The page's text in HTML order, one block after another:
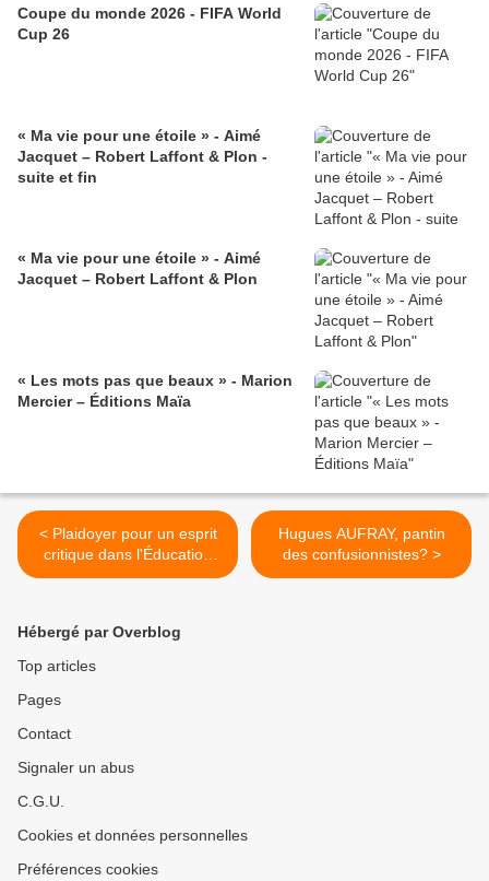
Coupe du monde 2026 - FIFA World
Cup 26
« Ma vie pour une étoile » - Aimé
Jacquet – Robert Laffont & Plon -
suite et fin
« Ma vie pour une étoile » - Aimé
Jacquet – Robert Laffont & Plon
« Les mots pas que beaux » - Marion
Mercier – Éditions Maïa
< Plaidoyer pour un esprit
critique dans l'Éducation
Nationale - Véronique
Hugues AUFRAY, pantin
des confusionnistes? >
Hébergé par Overblog
Top articles
Pages
Contact
Signaler un abus
C.G.U.
Cookies et données personnelles
Préférences cookies